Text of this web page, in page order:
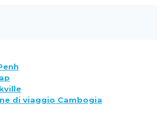
di viaggio Cambogia